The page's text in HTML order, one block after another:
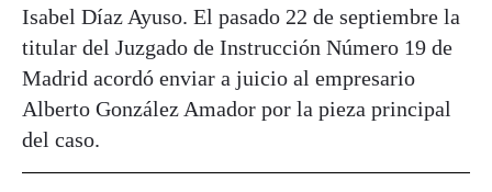
Isabel Díaz Ayuso. El pasado 22 de septiembre la
titular del Juzgado de Instrucción Número 19 de
Madrid acordó enviar a juicio al empresario
Alberto González Amador por la pieza principal
del caso.